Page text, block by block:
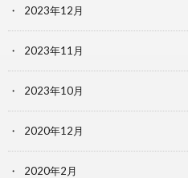
2023年12月
2023年11月
2023年10月
2020年12月
2020年2月